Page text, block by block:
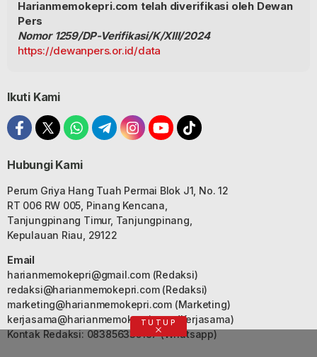
Harianmemokepri.com telah diverifikasi oleh Dewan
Pers
Nomor 1259/DP-Verifikasi/K/XIII/2024
https://dewanpers.or.id/data
Ikuti Kami
Hubungi Kami
Perum Griya Hang Tuah Permai Blok J1, No. 12
RT 006 RW 005, Pinang Kencana,
Tanjungpinang Timur, Tanjungpinang,
Kepulauan Riau, 29122
Email
harianmemokepri@gmail.com(Redaksi)
redaksi@harianmemokepri.com(Redaksi)
marketing@harianmemokepri.com(Marketing)
kerjasama@harianmemokepri.com(Kerjasama)
Kontak Redaksi: 083856335187 (Whatsapp)
TUTUP